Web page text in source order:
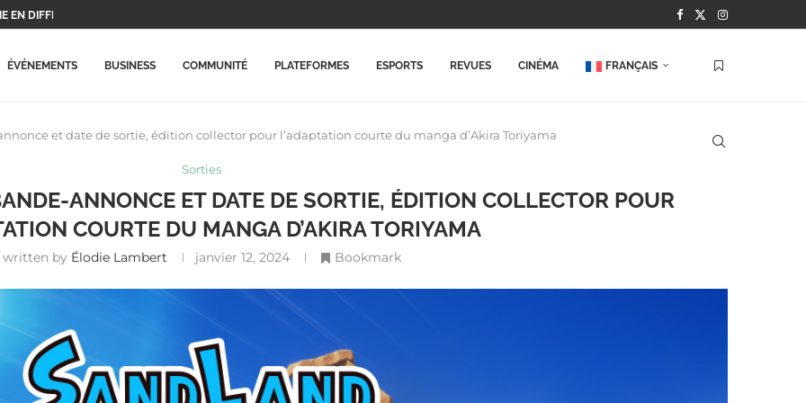
PROTAGONISTES ET...
ÉVÉNEMENTS BUSINESS COMMUNITÉ PLATEFORMES ESPORTS REVUES CINÉMA FRANÇAIS
et date de sortie, édition collector pour l’adaptation courte du manga d’Akira Toriyama
Sorties
ANNONCE ET DATE DE SORTIE, ÉDITION COLLECTOR POUR
COURTE DU MANGA D’AKIRA TORIYAMA
written by Élodie Lambert janvier 12, 2024 Bookmark